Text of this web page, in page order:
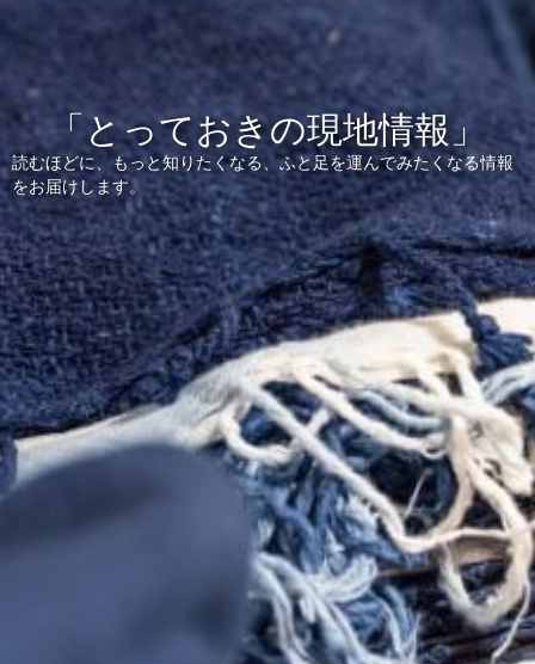
「とっておきの現地情報」
読むほどに、もっと知りたくなる、ふと足を運んでみたくなる情報
をお届けします。